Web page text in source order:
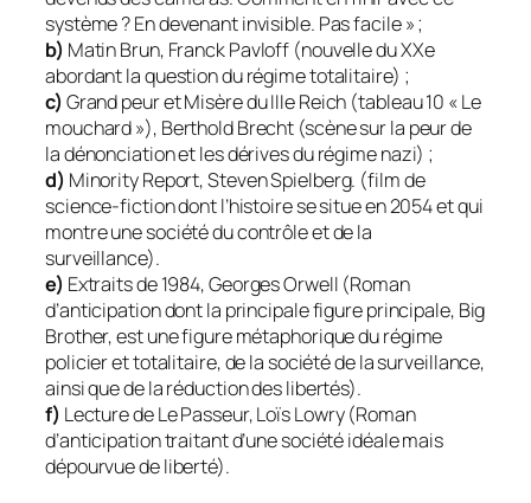
système ? En devenant invisible. Pas facile » ;
b) Matin Brun, Franck Pavloff (nouvelle du XXe
abordant la question du régime totalitaire) ;
c) Grand peur et Misère du IIIe Reich (tableau 10 « Le
mouchard »), Berthold Brecht (scène sur la peur de
la dénonciation et les dérives du régime nazi) ;
d) Minority Report, Steven Spielberg. (film de
science-fiction dont l’histoire se situe en 2054 et qui
montre une société du contrôle et de la
surveillance).
e) Extraits de 1984, Georges Orwell (Roman
d’anticipation dont la principale figure principale, Big
Brother, est une figure métaphorique du régime
policier et totalitaire, de la société de la surveillance,
ainsi que de la réduction des libertés).
f) Lecture de Le Passeur, Loïs Lowry (Roman
d’anticipation traitant d’une société idéale mais
dépourvue de liberté).